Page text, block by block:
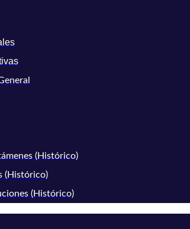
(Histórico)
(Histórico)
(Histórico)